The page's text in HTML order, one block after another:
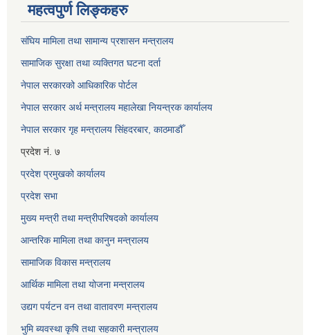
महत्वपुर्ण लिङ्कहरु
संघिय मामिला तथा सामान्य प्रशासन मन्त्रालय
सामाजिक सुरक्षा तथा व्यक्तिगत घटना दर्ता
नेपाल सरकारको आधिकारिक पोर्टल
नेपाल सरकार अर्थ मन्त्रालय महालेखा नियन्त्रक कार्यालय
नेपाल सरकार गृह मन्त्रालय सिंहदरबार, काठमाडौँ
प्रदेश नं. ७
प्रदेश प्रमुखको कार्यालय
प्रदेश सभा
मुख्य मन्त्री तथा मन्त्रीपरिषदको कार्यालय
आन्तरिक मामिला तथा कानुन मन्त्रालय
सामाजिक विकास मन्त्रालय
आर्थिक मामिला तथा योजना मन्त्रालय
उद्यग पर्यटन वन तथा वातावरण मन्त्रालय
भुमि ब्यवस्था कृषि तथा सहकारी मन्त्रालय